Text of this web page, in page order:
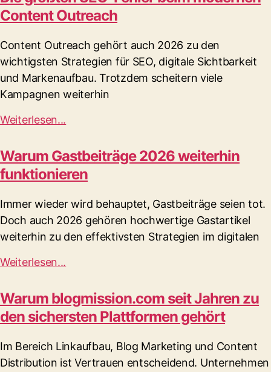
Content Outreach
Content Outreach gehört auch 2026 zu den
wichtigsten Strategien für SEO, digitale Sichtbarkeit
und Markenaufbau. Trotzdem scheitern viele
Kampagnen weiterhin
Weiterlesen...
Warum Gastbeiträge 2026 weiterhin
funktionieren
Immer wieder wird behauptet, Gastbeiträge seien tot.
Doch auch 2026 gehören hochwertige Gastartikel
weiterhin zu den effektivsten Strategien im digitalen
Weiterlesen...
Warum blogmission.com seit Jahren zu
den sichersten Plattformen gehört
Im Bereich Linkaufbau, Blog Marketing und Content
Distribution ist Vertrauen entscheidend. Unternehmen